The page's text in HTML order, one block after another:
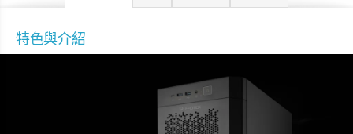
特色與介紹